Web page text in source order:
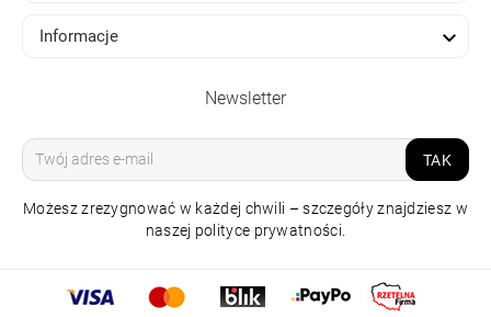
SIGMA KIRA TRACK
MAGNETIC 20W CCT
Informacje 
Newsletter
TAK
Możesz zrezygnować w każdej chwili – szczegóły znajdziesz w
naszej polityce prywatności.